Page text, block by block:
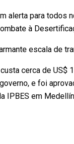
alerta para todos
à
escala de
cerca de US$
e foi
IPBES em